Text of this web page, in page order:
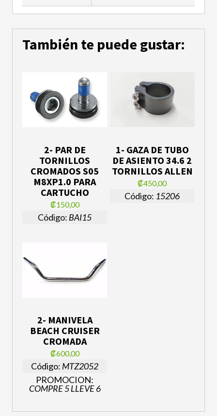
También te puede gustar:
2- PAR DE
TORNILLOS
CROMADOS S05
M8XP1.0 PARA
CARTUCHO
₡150,00
Código: BAI15
1- GAZA DE TUBO
DE ASIENTO 34.6 2
TORNILLOS ALLEN
₡450,00
Código: 15206
2- MANIVELA
BEACH CRUISER
CROMADA
₡600,00
Código: MTZ2052
PROMOCION:
COMPRE 5 LLEVE 6